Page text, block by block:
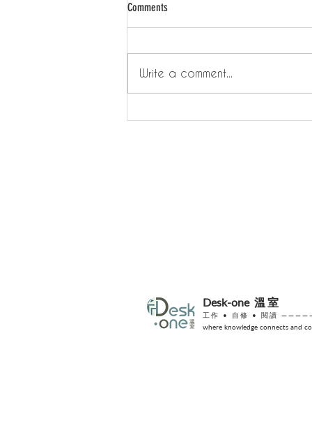
Comments
Write a comment...
Desk-one溫室
工作 • 自修
• 閱讀 —————
where knowledge connects and